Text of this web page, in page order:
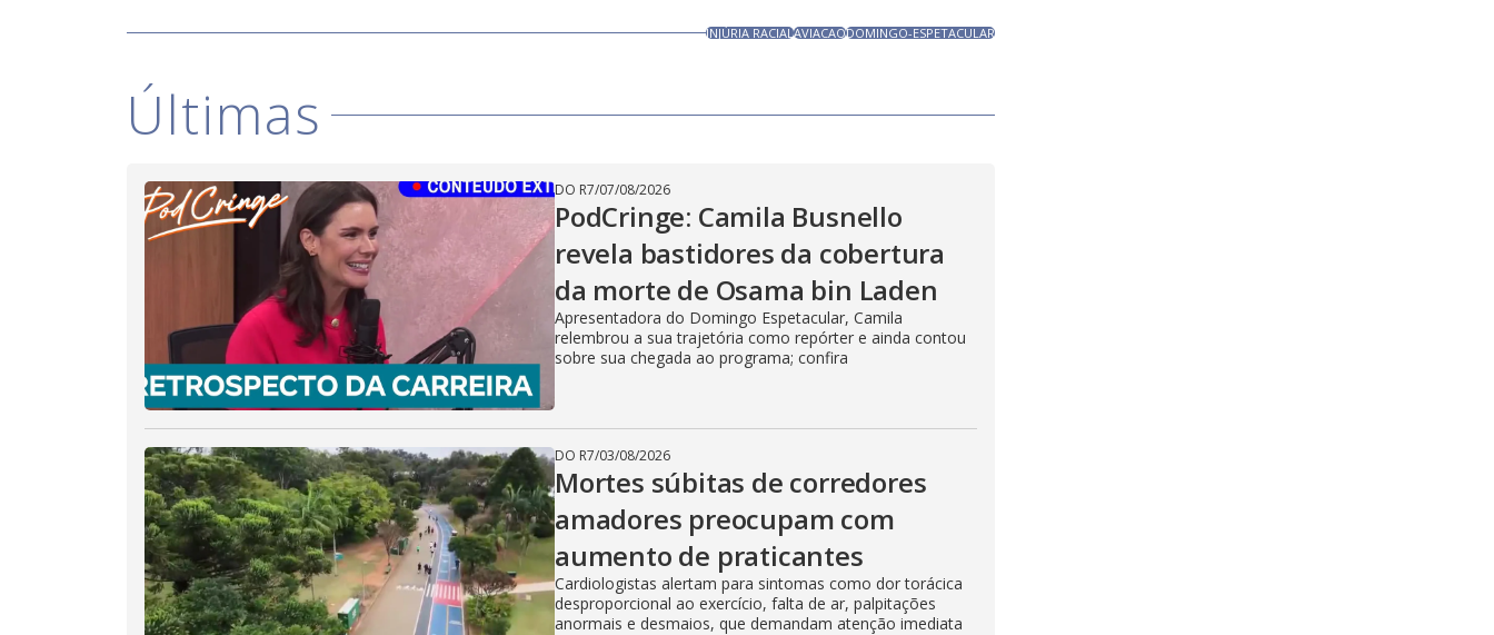
INJÚRIA RACIALAVIACAODOMINGO-ESPETACULAR
Últimas
DO R7/07/08/2026
PodCringe: Camila Busnello
revela bastidores da cobertura
da morte de Osama bin Laden
Apresentadora do Domingo Espetacular, Camila
relembrou a sua trajetória como repórter e ainda contou
sobre sua chegada ao programa; confira
DO R7/03/08/2026
Mortes súbitas de corredores
amadores preocupam com
aumento de praticantes
Cardiologistas alertam para sintomas como dor torácica
desproporcional ao exercício, falta de ar, palpitações
anormais e desmaios, que demandam atenção imediata